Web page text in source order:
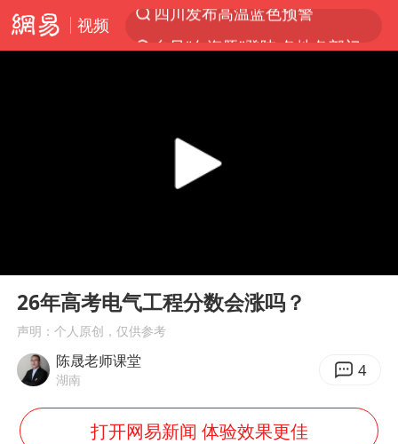
视频
路虎卫士110 HSE限时降价
河南启动防汛四级应急响应
朱一龙的鼻子怎么了
白海豚突然大拐弯 走出罕见路线
Play
26年高考电气工程分数会涨吗？
声明：个人原创，仅供参考
陈晟老师课堂
湖南 4
打开网易新闻 体验效果更佳